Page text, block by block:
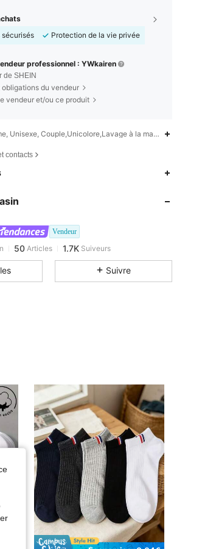
sécurisés
Protection de la vie privée
professionnel : YWkairen
de SHEIN
obligations du vendeur
vendeur et/ou ce produit
Unisexe, Couple,Unicolore,Lavage à la main ou nettoyage à
contacts
Vendeur
50
1.7K
50 Articles 1.7K Suiveurs
Suivre